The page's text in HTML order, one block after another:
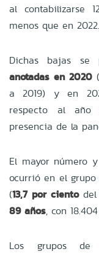
al contabilizarse
menos que en 2022.
Dichas bajas se
anotadas en 2020
a 2019) y en
respecto al año
presencia de la
El mayor número
ocurrió en el
(13,7 por cientodel
89 años, con
Los grupos